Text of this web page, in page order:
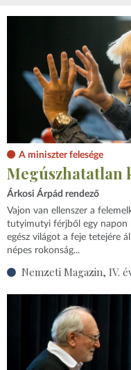
A miniszter felesége
Megúszhatatlan
Árkosi Árpád rendező
Vajon van ellenszer a
tutyimutyi férjből egy napon
egész világot a feje tetejére
népes rokonság...
Nemzeti Magazin, IV.